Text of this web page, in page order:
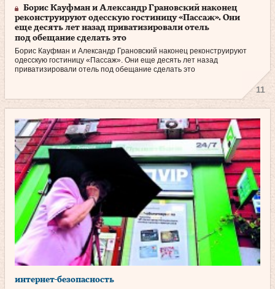
Борис Кауфман и Александр Грановский наконец
реконструируют одесскую гостиницу «Пассаж». Они
еще десять лет назад приватизировали отель
под обещание сделать это
Борис Кауфман и Александр Грановский наконец реконструируют
одесскую гостиницу «Пассаж». Они еще десять лет назад
приватизировали отель под обещание сделать это
11
интернет-безопасность